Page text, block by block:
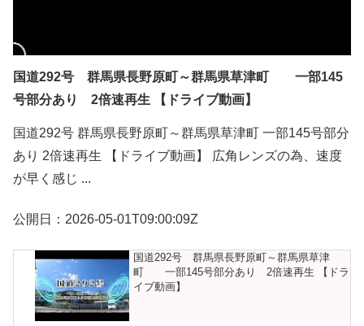
国道292号 群馬県長野原町～群馬県草津町 一部145
号部分あり 2倍速再生 【ドライブ動画】
国道292号 群馬県長野原町～群馬県草津町 一部145号部分
あり 2倍速再生 【ドライブ動画】 広角レンズの為、速度
が早く感じ ...
公開日：2026-05-01T09:00:09Z
国道292号 群馬県長野原町～群馬県草津
町 一部145号部分あり 2倍速再生 【ドラ
イブ動画】